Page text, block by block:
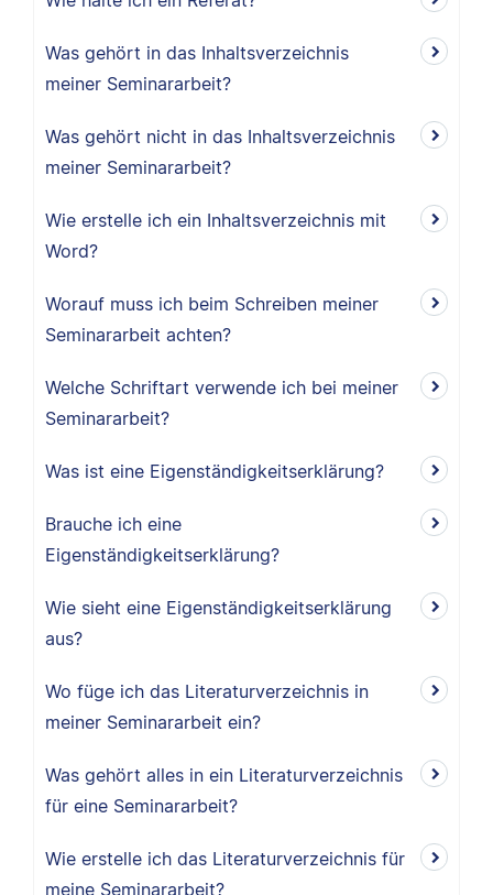
Was gehört in das Inhaltsverzeichnis
meiner Seminararbeit?
Was gehört nicht in das Inhaltsverzeichnis
meiner Seminararbeit?
Wie erstelle ich ein Inhaltsverzeichnis mit
Word?
Worauf muss ich beim Schreiben meiner
Seminararbeit achten?
Welche Schriftart verwende ich bei meiner
Seminararbeit?
Was ist eine Eigenständigkeitserklärung?
Brauche ich eine
Eigenständigkeitserklärung?
Wie sieht eine Eigenständigkeitserklärung
aus?
Wo füge ich das Literaturverzeichnis in
meiner Seminararbeit ein?
Was gehört alles in ein Literaturverzeichnis
für eine Seminararbeit?
Wie erstelle ich das Literaturverzeichnis für
meine Seminararbeit?